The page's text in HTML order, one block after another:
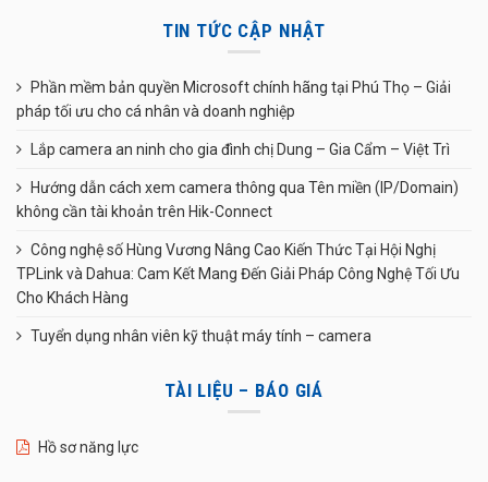
TIN TỨC CẬP NHẬT
Phần mềm bản quyền Microsoft chính hãng tại Phú Thọ – Giải
pháp tối ưu cho cá nhân và doanh nghiệp
Lắp camera an ninh cho gia đình chị Dung – Gia Cẩm – Việt Trì
Hướng dẫn cách xem camera thông qua Tên miền (IP/Domain)
không cần tài khoản trên Hik-Connect
Công nghệ số Hùng Vương Nâng Cao Kiến Thức Tại Hội Nghị
TPLink và Dahua: Cam Kết Mang Đến Giải Pháp Công Nghệ Tối Ưu
Cho Khách Hàng
Tuyển dụng nhân viên kỹ thuật máy tính – camera
TÀI LIỆU – BÁO GIÁ
Hồ sơ năng lực